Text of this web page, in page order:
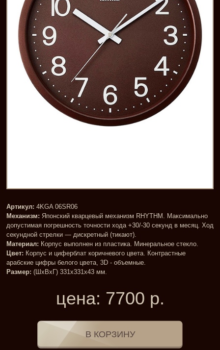
Артикул: 4KGA 06SR06
Механизм: Японский кварцевый механизм RHYTHM. Максимально
допустимая погрешность точности хода +30/-30 секунд в месяц. Ход
секундной стрелки — дискретный (тикают).
Материал: Корпус выполнен из пластика. Минеральное стекло.
Цвет: Корпус и циферблат коричневого цвета. Контрастные
арабские цифры белого цвета, 3D - объемные.
Размер: (ШxВxГ) 331x331x43 мм.
цена: 7700 р.